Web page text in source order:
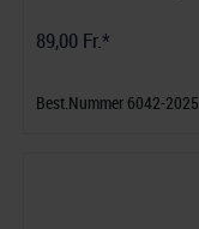
89,00 Fr.*
Best.Nummer 6042-2025